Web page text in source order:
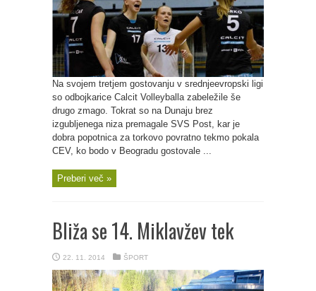
Na svojem tretjem gostovanju v srednjeevropski ligi
so odbojkarice Calcit Volleyballa zabeležile še
drugo zmago. Tokrat so na Dunaju brez
izgubljenega niza premagale SVS Post, kar je
dobra popotnica za torkovo povratno tekmo pokala
CEV, ko bodo v Beogradu gostovale ...
Preberi več »
Bliža se 14. Miklavžev tek
22. 11. 2014 ŠPORT